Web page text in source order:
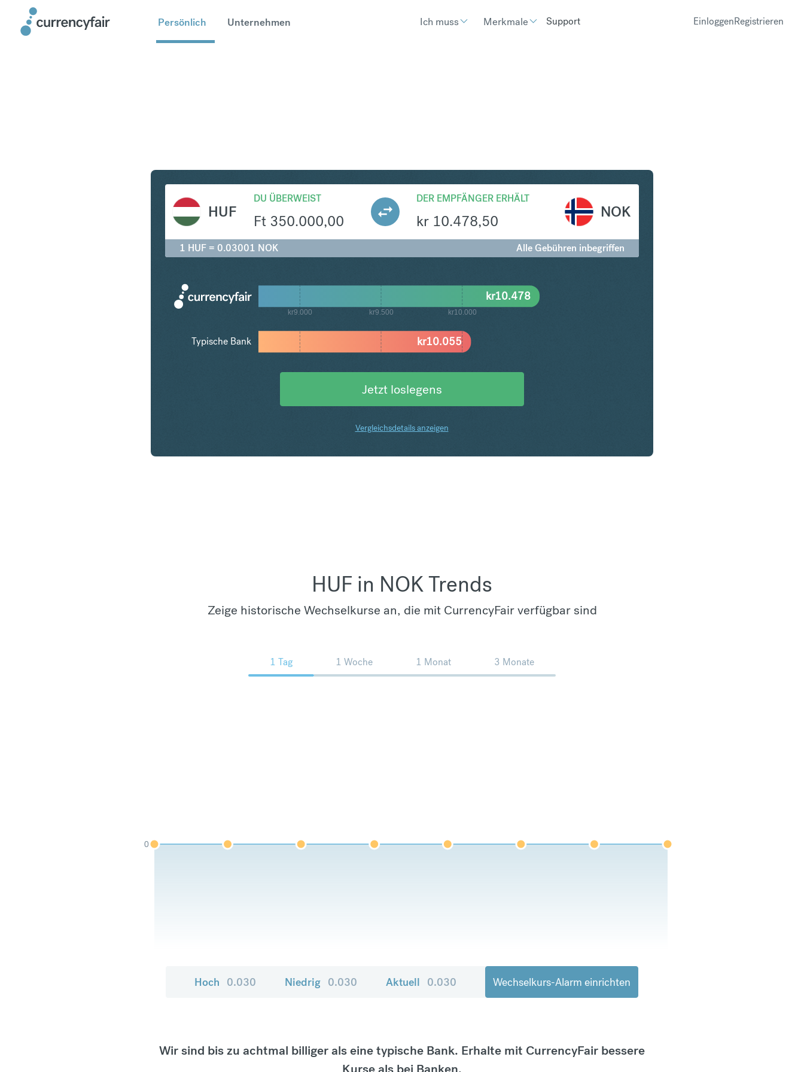
Persönlich Unternehmen Ich muss Merkmale Support EinloggenRegistrieren
HUF
DU ÜBERWEIST
Ft 350.000,00
DER EMPFÄNGER ERHÄLT
kr 10.478,50
NOK
1 HUF = 0.03001 NOK Alle Gebühren inbegriffen
kr9.000 kr9.500 kr10.000
kr10.055
kr10.478
Typische Bank
Jetzt loslegens
Vergleichsdetails anzeigen
HUF in NOK Trends
Zeige historische Wechselkurse an, die mit CurrencyFair verfügbar sind
1 Tag 1 Woche 1 Monat 3 Monate
0
Hoch 0.030 Niedrig 0.030 Aktuell 0.030 Wechselkurs-Alarm einrichten
Wir sind bis zu achtmal billiger als eine typische Bank. Erhalte mit CurrencyFair bessere
Kurse als bei Banken.